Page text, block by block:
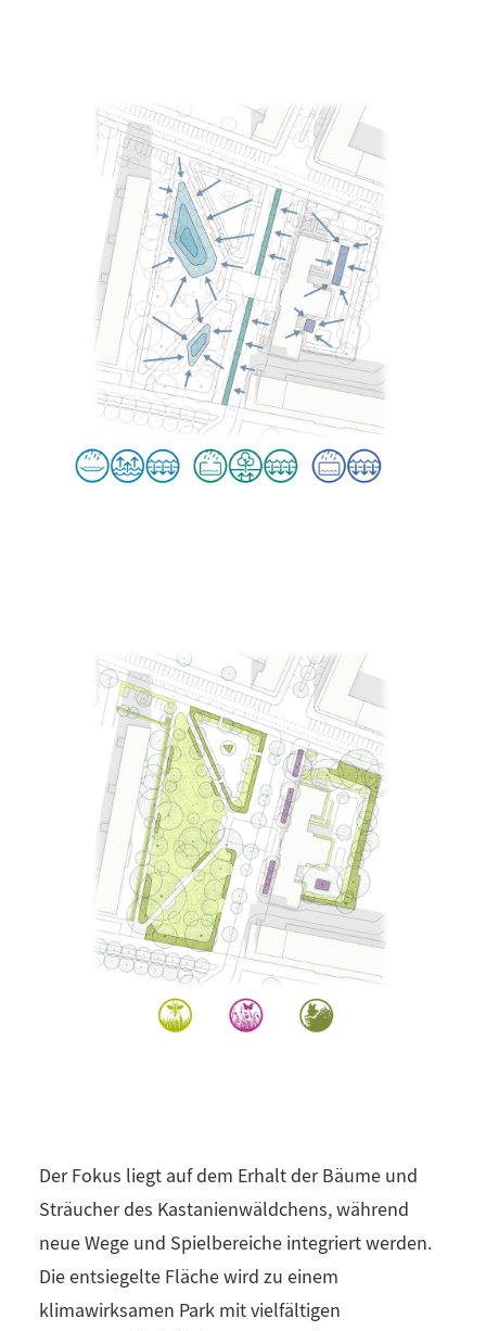
Der Fokus liegt auf dem Erhalt der Bäume und
Sträucher des Kastanienwäldchens, während
neue Wege und Spielbereiche integriert werden.
Die entsiegelte Fläche wird zu einem
klimawirksamen Park mit vielfältigen